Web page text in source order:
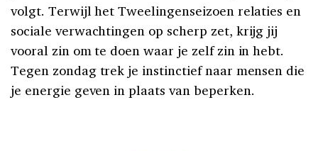
volgt. Terwijl het Tweelingenseizoen relaties en
sociale verwachtingen op scherp zet, krijg jij
vooral zin om te doen waar je zelf zin in hebt.
Tegen zondag trek je instinctief naar mensen die
je energie geven in plaats van beperken.